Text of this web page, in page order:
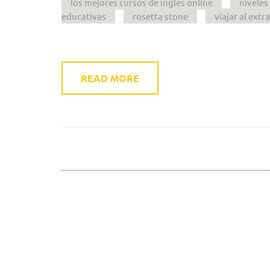
educativas
rosetta stone viajar al
READ MORE